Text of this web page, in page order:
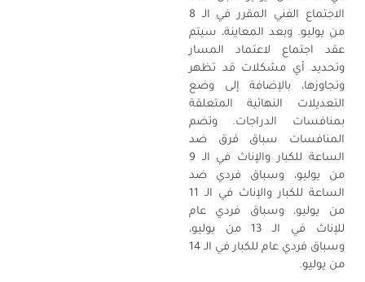
الاجتماع الفني المقرر في الـ 8
من يوليو. وبعد المعاينة، سيتم
عقد اجتماع لاعتماد المسار
وتحديد أي مشكلات قد تظهر
وتجاوزها، بالإضافة إلى وضع
التعديلات النهائية المتعلقة
بمنافسات الدراجات. وتضم
المنافسات سباق فرق ضد
الساعة للكبار والإناث في الـ 9
من يوليو، وسباق فردي ضد
الساعة للكبار والإناث في الـ 11
من يوليو، وسباق فردي عام
للإناث في الـ 13 من يوليو،
وسباق فردي عام للكبار في الـ 14
من يوليو.